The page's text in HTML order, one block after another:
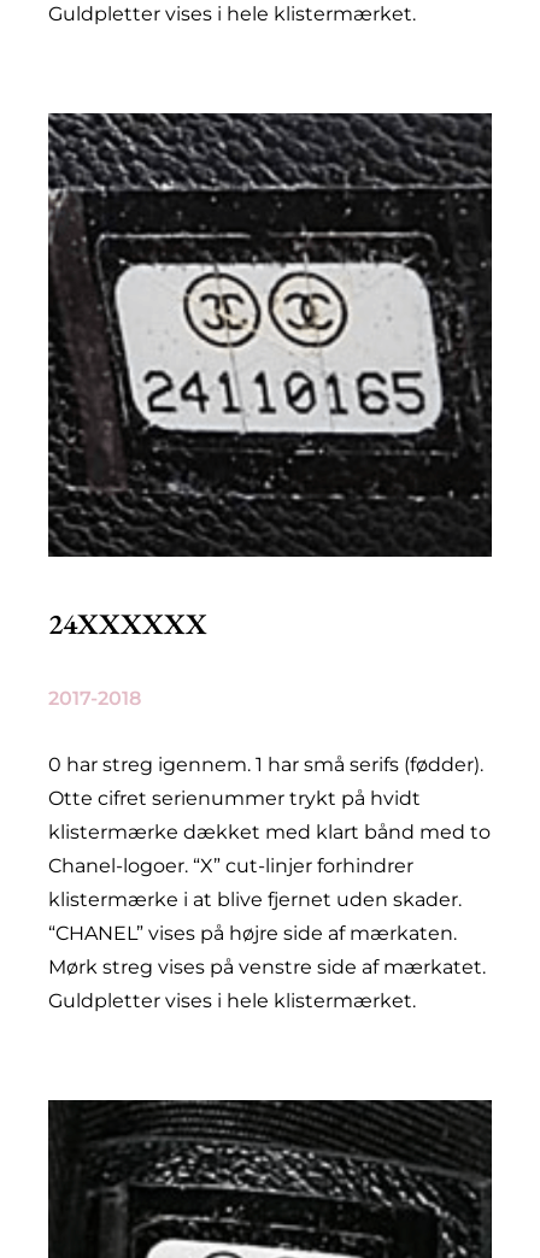
Guldpletter vises i hele klistermærket.
24XXXXXX
2017-2018
0 har streg igennem. 1 har små serifs (fødder).
Otte cifret serienummer trykt på hvidt
klistermærke dækket med klart bånd med to
Chanel-logoer. “X” cut-linjer forhindrer
klistermærke i at blive fjernet uden skader.
“CHANEL” vises på højre side af mærkaten.
Mørk streg vises på venstre side af mærkatet.
Guldpletter vises i hele klistermærket.